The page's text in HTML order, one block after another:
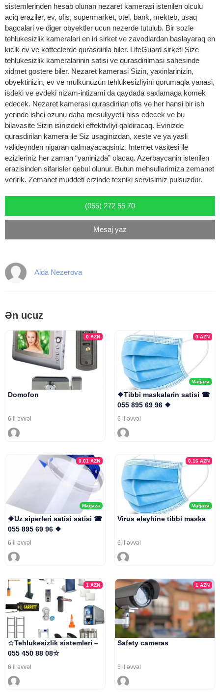
sistemlerinden hesab olunan nezaret kamerasi istenilen olculu
aciq eraziler, ev, ofis, supermarket, otel, bank, mekteb, usaq
bagcalari ve diger obyektler ucun nezerde tutulub. Bir sozle
tehlukesizlik kameralari en iri sirket ve zavodlardan baslayaraq en
kicik ev ve kotteclerde qurasdirila biler. LifeGuard sirketi Size
tehlukesizlik kameralarinin satisi ve qurasdirilmasi sahesinde
xidmet gostere biler. Nezaret kamerasi Sizin, yaxinlarinizin,
obyektinizin, ev ve mulkunuzun tehlukesizliyini qorumaqla yanasi,
isdeki ve evdeki nizam-intizami da qaydada saxlamaga komek
edecek. Nezaret kamerasi qurasdirilan ofis ve her hansi bir ish
yerinde ishci ozunu daha mesuliyyetli hiss edecek ve bu
bilavasite Sizin isinizdeki effektivliyi qaldiracaq. Evinizde
qurasdirilan kamera ile Siz usaginizdan, xeste ve ya yasli
valideynden nigaran qalmayacaqsiniz. Internet vasitesi ile
ezizleriniz her zaman “yaninizda” olacaq. Azerbaycanin istenilen
erazisinden sifarisler qebul olunur. Butun mehsullarimiza zemanet
veririk. Zemanet muddeti erzinde texniki servisimiz pulsuzdur.
(055) 272 55 70
Mesaj yaz
Aida Nezerova
Ən ucuz
0AZN
Domofon
6 il əvvəl
Mağaza
0 AZN
❖Tibbi maskalarin satisi ☎
055 895 69 96 ❖
6 il əvvəl
Mağaza
0.01AZN
❖Uz siperleri satisi satisi ☎
055 895 69 96 ❖
6 il əvvəl
Mağaza
0.16 AZN
Virus əleyhinə tibbi maska
6 il əvvəl
1AZN
☆Tehlukesizlik sistemleri –
055 450 88 08☆
6 il əvvəl
1 AZN
Safety cameras
5 il əvvəl